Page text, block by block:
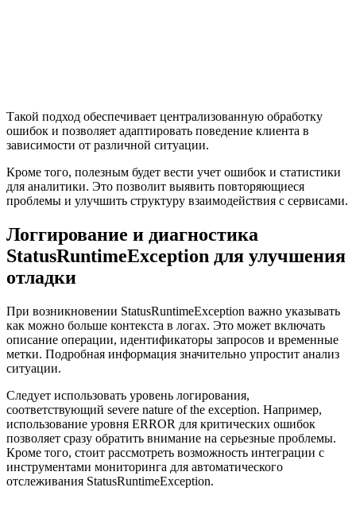
Такой подход обеспечивает централизованную обработку
ошибок и позволяет адаптировать поведение клиента в
зависимости от различной ситуации.
Кроме того, полезным будет вести учет ошибок и статистики
для аналитики. Это позволит выявить повторяющиеся
проблемы и улучшить структуру взаимодействия с сервисами.
Логгирование и диагностика
StatusRuntimeException для улучшения
отладки
При возникновении StatusRuntimeException важно указывать
как можно больше контекста в логах. Это может включать
описание операции, идентификаторы запросов и временные
метки. Подробная информация значительно упростит анализ
ситуации.
Следует использовать уровень логирования,
соответствующий severe nature of the exception. Например,
использование уровня ERROR для критических ошибок
позволяет сразу обратить внимание на серьезные проблемы.
Кроме того, стоит рассмотреть возможность интеграции с
инструментами мониторинга для автоматического
отслеживания StatusRuntimeException.